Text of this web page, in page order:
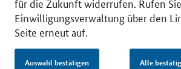
Einwilligungsverwaltung
für die Zukunft widerrufen. Rufen
Einwilligungsverwaltung über den
Seite erneut auf.
Auswahl bestätigen Alle